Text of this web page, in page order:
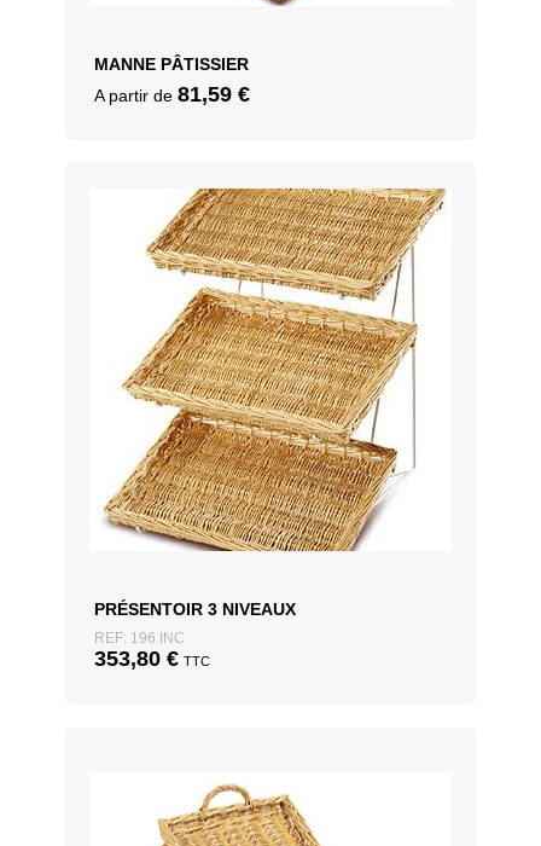
MANNE PÂTISSIER
A partir de 81,59 €
PRÉSENTOIR 3 NIVEAUX
REF: 196.INC
353,80 € TTC